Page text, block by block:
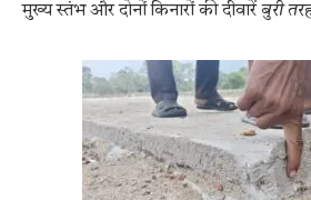
मुख्य स्तंभ और दोनों किनारों की दीवारेंबुरी